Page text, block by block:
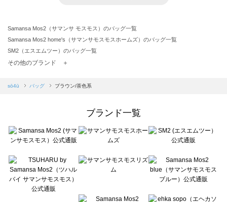
Samansa Mos2（サマンサ モスモス）のバッグ一覧
Samansa Mos2 home's（サマンサモスモスホームズ）のバッグ一覧
SM2（エスエムツー）のバッグ一覧
TSUHARU by Samansa Mos2（ツハルバイサマンサモスモス）のバッグ一覧
Samansa Mos2 blue（サマンサモスモス ブルー）のバッグ一覧
sō4ū（ソウフォーユー）のバッグ一覧
Te chichi（テチチ）のバッグ一覧
Te chichi CLASSIC（テチチ クラシック）のバッグ一覧
Lugnoncure（ルノンキュール）のバッグ一覧
BETTY'S BLUE（べティーズブルー）のバッグ一覧
Wpc.（ワールドパーティー）のバッグ一覧
その他のブランド ＋
sō4ū バッグ ブラウン/茶色系
ブランド一覧